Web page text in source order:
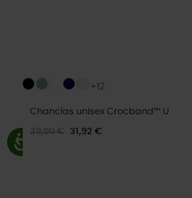
+12
Chanclas unisex Crocband™ U
39,90 € 31,92 €